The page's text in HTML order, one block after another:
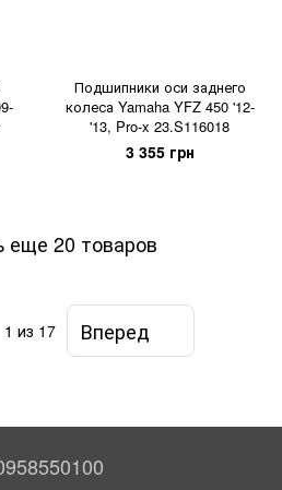
Подшипники оси заднего
колеса Yamaha YFZ 450 '12-
'13, Pro-x 23.S116018
3 355 грн
еще 20 товаров
1 из 17 Вперед